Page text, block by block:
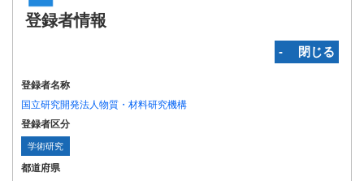
登録者情報
‐ 閉じる
登録者名称
国立研究開発法人物質・材料研究機構
登録者区分
学術研究
都道府県